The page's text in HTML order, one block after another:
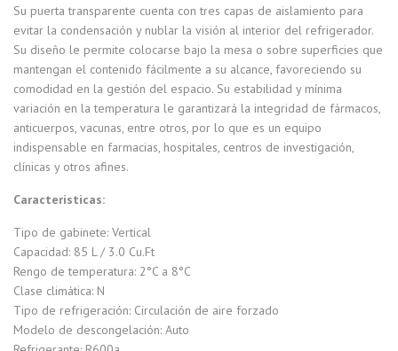
Su puerta transparente cuenta con tres capas de aislamiento para
evitar la condensación y nublar la visión al interior del refrigerador.
Su diseño le permite colocarse bajo la mesa o sobre superficies que
mantengan el contenido fácilmente a su alcance, favoreciendo su
comodidad en la gestión del espacio. Su estabilidad y mínima
variación en la temperatura le garantizará la integridad de fármacos,
anticuerpos, vacunas, entre otros, por lo que es un equipo
indispensable en farmacias, hospitales, centros de investigación,
clínicas y otros afines.
Características:
Tipo de gabinete: Vertical
Capacidad: 85 L / 3.0 Cu.Ft
Rengo de temperatura: 2°C a 8°C
Clase climática: N
Tipo de refrigeración: Circulación de aire forzado
Modelo de descongelación: Auto